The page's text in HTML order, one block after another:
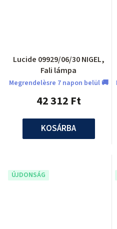
Lucide 09929/06/30 NIGEL,
Fali lámpa
Megrendelèsre 7 napon belül 🚚
42 312 Ft
KOSÁRBA
ÚJDONSÁG